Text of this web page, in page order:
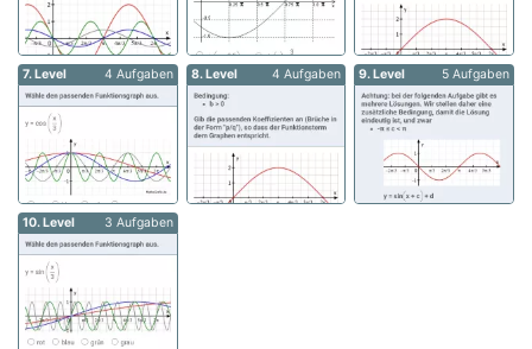
7. Level 4 Aufgaben 8. Level 4 Aufgaben 9. Level 5 Aufgaben
10. Level 3 Aufgaben